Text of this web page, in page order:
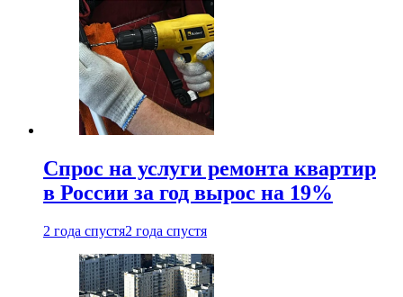
Спрос на услуги ремонта квартир
в России за год вырос на 19%
2 года спустя2 года спустя